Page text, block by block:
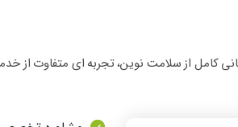
از سلامت نوین، تجربه‌ ای متفاوت از